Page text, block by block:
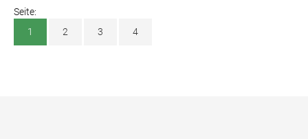
Seite:
1
2 3 4